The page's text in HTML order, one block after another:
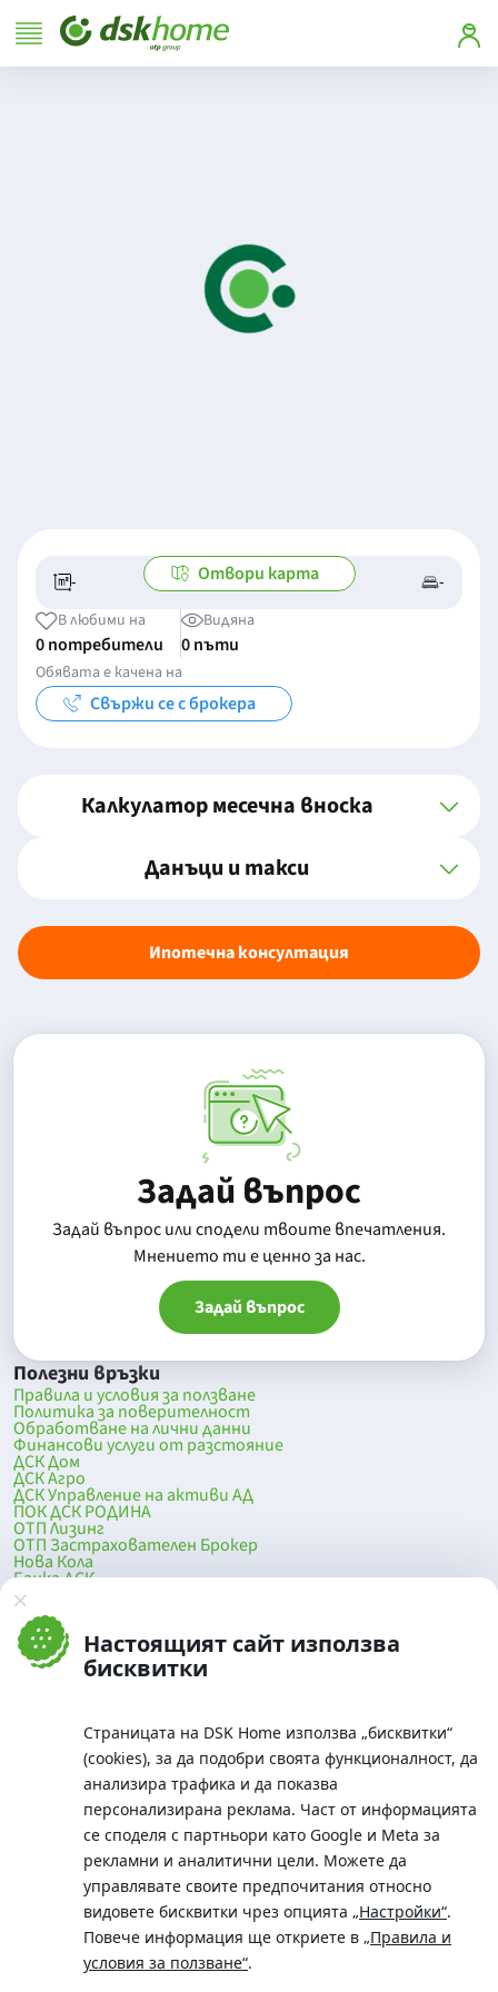
Настоящият сайт използва
бисквитки
Страницата на DSK Home използва „бисквитки“
(cookies), за да подобри своята функционалност, да
анализира трафика и да показва
персонализирана реклама. Част от информацията
се споделя с партньори като Google и Meta за
рекламни и аналитични цели. Можете да
управлявате своите предпочитания относно
видовете бисквитки чрез опцията „Настройки“.
Повече информация ще откриете в „Правила и
условия за ползване“.
- -/- -
Отвори карта
В любими на
0 потребители
Видяна
0 пъти
Обявата е качена на
Свържи се с брокера
Калкулатор месечна вноска
Данъци и такси
Ипотечна консултация
Задай въпрос
Задай въпрос или сподели твоите впечатления.
Mнението ти е ценно за нас.
Задай въпрос
Полезни връзки
Правила и условия за ползване
Политика за поверителност
Обработване на лични данни
Финансови услуги от разстояние
ДСК Дом
ДСК Агро
ДСК Управление на активи АД
ПОК ДСК РОДИНА
ОТП Лизинг
ОТП Застрахователен Брокер
Нова Кола
Банка ДСК
DSK Mobile
Оферти за продажба от Банка ДСК
Клонова мрежа и банкомати
До началото на страницата
Телефон:
0700 10 375 / *2375
Московска No.19 / ул. Г. Бенковски No. 5, София 1036
SWIFT/BIC: